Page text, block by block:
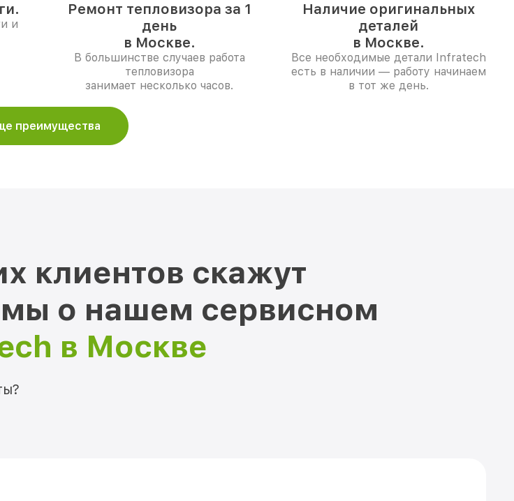
и
Ремонт тепловизора за 1
день
в Москве.
В большинстве случаев работа
тепловизора
занимает несколько часов.
Наличие оригинальных
деталей
в Москве.
Все необходимые детали Infratech
есть в наличии — работу начинаем
в тот же день.
преимущества
клиентов скажут
о нашем сервисном
в Москве